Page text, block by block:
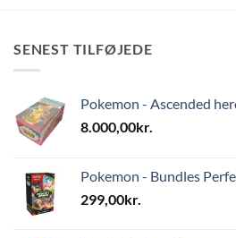
SENEST TILFØJEDE
Pokemon - Ascended
8.000,00kr.
Pokemon - Bundles
299,00kr.